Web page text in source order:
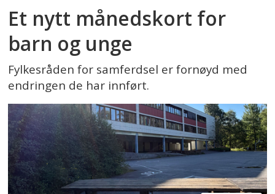
Et nytt månedskort for
barn og unge
Fylkesråden for samferdsel er fornøyd med
endringen de har innført.